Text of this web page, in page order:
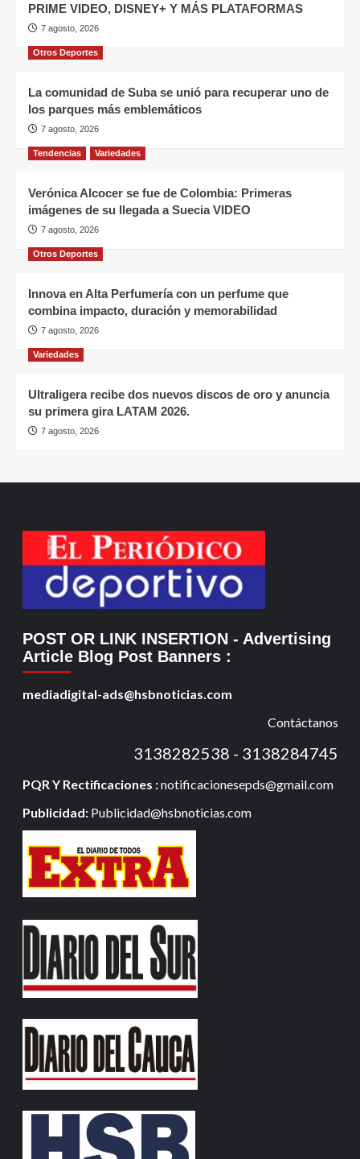
PRIME VIDEO, DISNEY+ Y MÁS PLATAFORMAS
7 agosto, 2026
Otros Deportes
La comunidad de Suba se unió para recuperar uno de
los parques más emblemáticos
7 agosto, 2026
Tendencias Variedades
Verónica Alcocer se fue de Colombia: Primeras
imágenes de su llegada a Suecia VIDEO
7 agosto, 2026
Otros Deportes
Innova en Alta Perfumería con un perfume que
combina impacto, duración y memorabilidad
7 agosto, 2026
Variedades
Ultraligera recibe dos nuevos discos de oro y anuncia
su primera gira LATAM 2026.
7 agosto, 2026
POST OR LINK INSERTION - Advertising
Article Blog Post Banners :
mediadigital-ads@hsbnoticias.com
Contáctanos
3138282538 - 3138284745
PQR Y Rectificaciones :notificacionesepds@gmail.com
Publicidad: Publicidad@hsbnoticias.com